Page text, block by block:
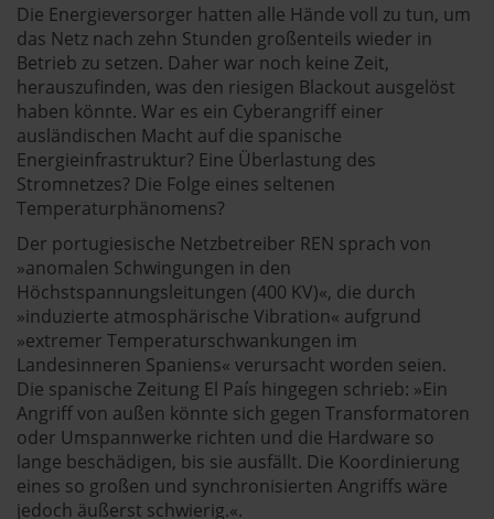
Die Energieversorger hatten alle Hände voll zu tun, um
das Netz nach zehn Stunden großenteils wieder in
Betrieb zu setzen. Daher war noch keine Zeit,
herauszufinden, was den riesigen Blackout ausgelöst
haben könnte. War es ein Cyberangriff einer
ausländischen Macht auf die spanische
Energieinfrastruktur? Eine Überlastung des
Stromnetzes? Die Folge eines seltenen
Temperaturphänomens?
Der portugiesische Netzbetreiber REN sprach von
»anomalen Schwingungen in den
Höchstspannungsleitungen (400 KV)«, die durch
»induzierte atmosphärische Vibration« aufgrund
»extremer Temperaturschwankungen im
Landesinneren Spaniens« verursacht worden seien.
Die spanische Zeitung El País hingegen schrieb: »Ein
Angriff von außen könnte sich gegen Transformatoren
oder Umspannwerke richten und die Hardware so
lange beschädigen, bis sie ausfällt. Die Koordinierung
eines so großen und synchronisierten Angriffs wäre
jedoch äußerst schwierig.«.